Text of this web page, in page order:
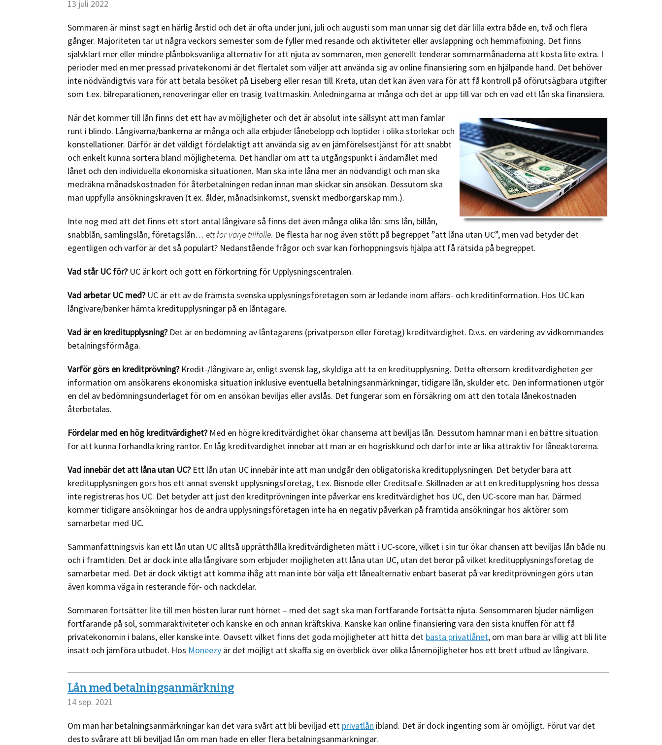
13 juli 2022
Sommaren är minst sagt en härlig årstid och det är ofta under juni, juli och augusti som man unnar sig det där lilla extra både en, två och flera
gånger. Majoriteten tar ut några veckors semester som de fyller med resande och aktiviteter eller avslappning och hemmafixning. Det finns
självklart mer eller mindre plånboksvänliga alternativ för att njuta av sommaren, men generellt tenderar sommarmånaderna att kosta lite extra. I
perioder med en mer pressad privatekonomi är det flertalet som väljer att använda sig av online finansiering som en hjälpande hand. Det behöver
inte nödvändigtvis vara för att betala besöket på Liseberg eller resan till Kreta, utan det kan även vara för att få kontroll på oförutsägbara utgifter
som t.ex. bilreparationen, renoveringar eller en trasig tvättmaskin. Anledningarna är många och det är upp till var och en vad ett lån ska finansiera.
När det kommer till lån finns det ett hav av möjligheter och det är absolut inte sällsynt att man famlar
runt i blindo. Långivarna/bankerna är många och alla erbjuder lånebelopp och löptider i olika storlekar och
konstellationer. Därför är det väldigt fördelaktigt att använda sig av en jämförelsestjänst för att snabbt
och enkelt kunna sortera bland möjligheterna. Det handlar om att ta utgångspunkt i ändamålet med
lånet och den individuella ekonomiska situationen. Man ska inte låna mer än nödvändigt och man ska
medräkna månadskostnaden för återbetalningen redan innan man skickar sin ansökan. Dessutom ska
man uppfylla ansökningskraven (t.ex. ålder, månadsinkomst, svenskt medborgarskap mm.).
Inte nog med att det finns ett stort antal långivare så finns det även många olika lån: sms lån, billån,
snabblån, samlingslån, företagslån… ett för varje tillfälle. De flesta har nog även stött på begreppet ”att låna utan UC”, men vad betyder det
egentligen och varför är det så populärt? Nedanstående frågor och svar kan förhoppningsvis hjälpa att få rätsida på begreppet.
Vad står UC för? UC är kort och gott en förkortning för Upplysningscentralen.
Vad arbetar UC med? UC är ett av de främsta svenska upplysningsföretagen som är ledande inom affärs- och kreditinformation. Hos UC kan
långivare/banker hämta kreditupplysningar på en låntagare.
Vad är en kreditupplysning? Det är en bedömning av låntagarens (privatperson eller företag) kreditvärdighet. D.v.s. en värdering av vidkommandes
betalningsförmåga.
Varför görs en kreditprövning? Kredit-/långivare är, enligt svensk lag, skyldiga att ta en kreditupplysning. Detta eftersom kreditvärdigheten ger
information om ansökarens ekonomiska situation inklusive eventuella betalningsanmärkningar, tidigare lån, skulder etc. Den informationen utgör
en del av bedömningsunderlaget för om en ansökan beviljas eller avslås. Det fungerar som en försäkring om att den totala lånekostnaden
återbetalas.
Fördelar med en hög kreditvärdighet? Med en högre kreditvärdighet ökar chanserna att beviljas lån. Dessutom hamnar man i en bättre situation
för att kunna förhandla kring räntor. En låg kreditvärdighet innebär att man är en högriskkund och därför inte är lika attraktiv för låneaktörerna.
Vad innebär det att låna utan UC? Ett lån utan UC innebär inte att man undgår den obligatoriska kreditupplysningen. Det betyder bara att
kreditupplysningen görs hos ett annat svenskt upplysningsföretag, t.ex. Bisnode eller Creditsafe. Skillnaden är att en kreditupplysning hos dessa
inte registreras hos UC. Det betyder att just den kreditprövningen inte påverkar ens kreditvärdighet hos UC, den UC-score man har. Därmed
kommer tidigare ansökningar hos de andra upplysningsföretagen inte ha en negativ påverkan på framtida ansökningar hos aktörer som
samarbetar med UC.
Sammanfattningsvis kan ett lån utan UC alltså upprätthålla kreditvärdigheten mätt i UC-score, vilket i sin tur ökar chansen att beviljas lån både nu
och i framtiden. Det är dock inte alla långivare som erbjuder möjligheten att låna utan UC, utan det beror på vilket kreditupplysningsföretag de
samarbetar med. Det är dock viktigt att komma ihåg att man inte bör välja ett lånealternativ enbart baserat på var kreditprövningen görs utan
även komma väga in resterande för- och nackdelar.
Sommaren fortsätter lite till men hösten lurar runt hörnet – med det sagt ska man fortfarande fortsätta njuta. Sensommaren bjuder nämligen
fortfarande på sol, sommaraktiviteter och kanske en och annan kräftskiva. Kanske kan online finansiering vara den sista knuffen för att få
privatekonomin i balans, eller kanske inte. Oavsett vilket finns det goda möjligheter att hitta det bästa privatlånet, om man bara är villig att bli lite
insatt och jämföra utbudet. Hos Moneezy är det möjligt att skaffa sig en överblick över olika lånemöjligheter hos ett brett utbud av långivare.
Lån med betalningsanmärkning
14 sep. 2021
Om man har betalningsanmärkningar kan det vara svårt att bli beviljad ett privatlån ibland. Det är dock ingenting som är omöjligt. Förut var det
desto svårare att bli beviljad lån om man hade en eller flera betalningsanmärkningar.